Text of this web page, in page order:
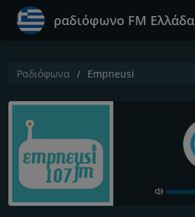
ραδιόφωνο FM Ελλάδα
Ραδιόφωνα Empneusi